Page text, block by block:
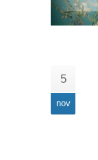
5
nov